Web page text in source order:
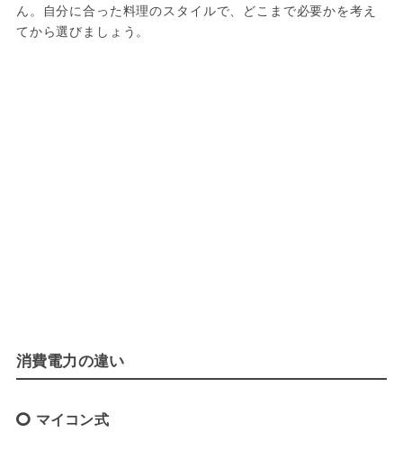
ん。自分に合った料理のスタイルで、どこまで必要かを考え
てから選びましょう。
消費電力の違い
マイコン式